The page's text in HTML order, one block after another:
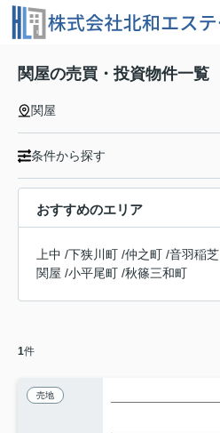
関屋の売買・投資物件一覧
関屋
条件から探す
おすすめのエリア
上中 /下狭川町 /仲之町 /音羽稲芝
関屋 /小平尾町 /秋篠三和町
1件
売地